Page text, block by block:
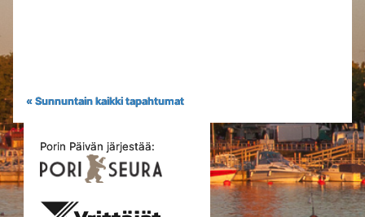
« Sunnuntain kaikki tapahtumat
Porin Päivän järjestää: